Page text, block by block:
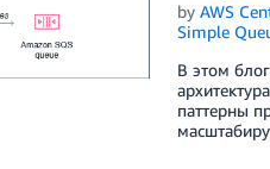
by AWS
Simple
В этом
паттерны